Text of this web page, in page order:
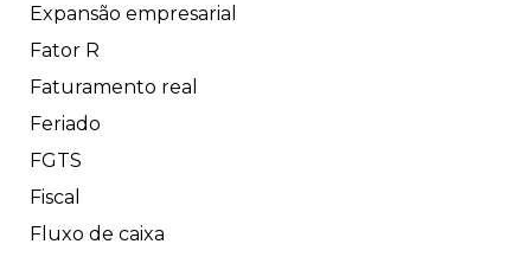
Expansão empresarial
Fator R
Faturamento real
Feriado
FGTS
Fiscal
Fluxo de caixa